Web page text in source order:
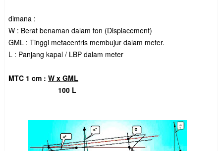
dimana :
W : Berat benaman dalam ton (Displacement)
GML : Tinggi metacentris membujur dalam meter.
L : Panjang kapal / LBP dalam meter
MTC 1 cm : W x GML
100 L